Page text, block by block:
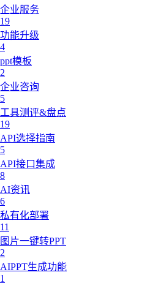
企业服务
19
功能升级
4
ppt模板
2
企业咨询
5
工具测评&盘点
19
API选择指南
5
API接口集成
8
AI资讯
6
私有化部署
11
图片一键转PPT
2
AIPPT生成功能
1